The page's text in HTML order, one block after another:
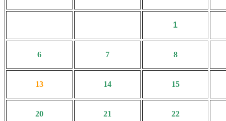
1
6 7 8
13 14 15
20 21 22